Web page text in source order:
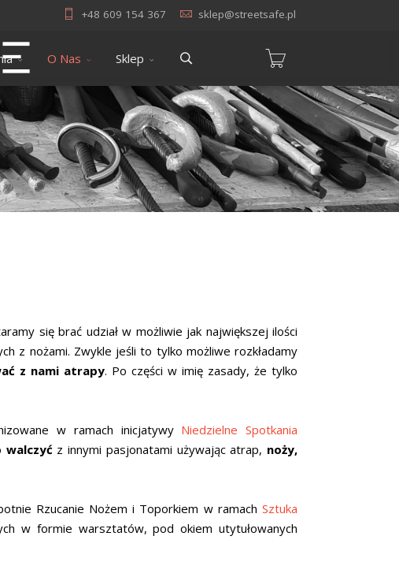
+48 609 154 367 sklep@streetsafe.pl
O Nas Sklep
się brać udział w możliwie jak największej ilości
z nożami. Zwykle jeśli to tylko możliwe rozkładamy
z nami atrapy. Po części w imię zasady, że tylko
w ramach inicjatywy Niedzielne Spotkania
walczyć z innymi pasjonatami używając atrap, noży,
Rzucanie Nożem i Toporkiem w ramachSztuka
w formie warsztatów, pod okiem utytułowanych